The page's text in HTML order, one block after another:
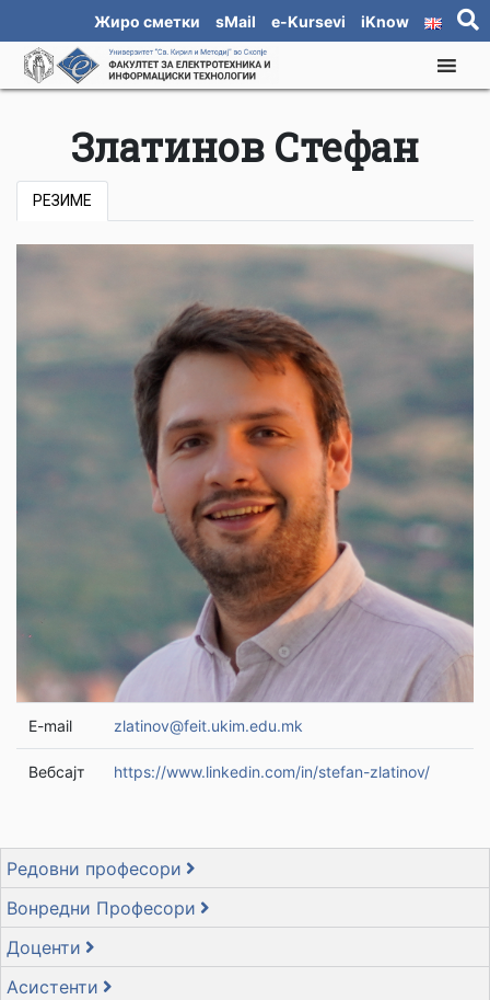
Жиро сметки sMail e-Kursevi iKnow
Златинов Стефан
РЕЗИМЕ
E-mail zlatinov@feit.ukim.edu.mk
Вебсајт https://www.linkedin.com/in/stefan-zlatinov/
Редовни професори
Вонредни Професори
Доценти
Асистенти